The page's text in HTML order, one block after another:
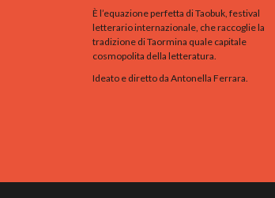
È l’equazione perfetta di Taobuk, festival
letterario internazionale, che raccoglie la
tradizione di Taormina quale capitale
cosmopolita della letteratura.
Ideato e diretto da Antonella Ferrara.